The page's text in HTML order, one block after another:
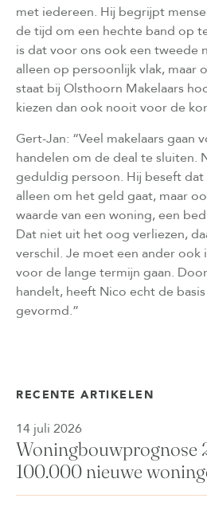
met iedereen. Hij begrijpt
de tijd om een hechte band op
is dat voor ons ook een tweede
alleen op persoonlijk vlak, maar
staat bij Olsthoorn Makelaars
kiezen dan ook nooit voor de
Gert-Jan: “Veel makelaars gaan
handelen om de deal te sluiten.
geduldig persoon. Hij beseft dat
alleen om het geld gaat, maar
waarde van een woning, een
Dat niet uit het oog verliezen,
verschil. Je moet een ander ook
voor de lange termijn gaan.
handelt, heeft Nico echt de
gevormd.”
RECENTE ARTIKELEN
14 juli 2026
Woningbouwprognose
100.000 nieuwe